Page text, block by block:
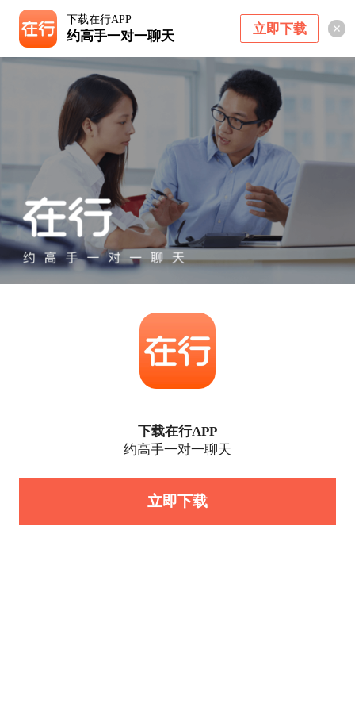
下载在行APP
约高手一对一聊天 立即下载
下载在行APP
约高手一对一聊天
立即下载